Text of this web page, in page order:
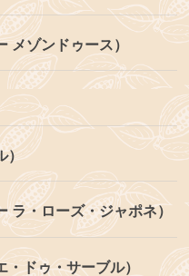
メゾンドゥース）
）
ラ・ローズ・ジャポネ）
ドゥ・サーブル）